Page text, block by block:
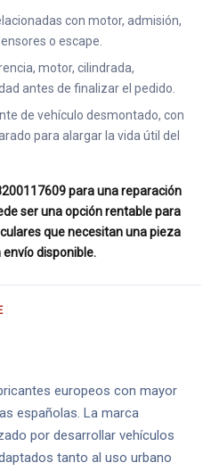
con motor, admisión,
o escape.
motor, cilindrada,
antes de finalizar el pedido.
de vehículo desmontado, con
para alargar la vida útil del
para una reparación
ser una opción rentable para
que necesitan una pieza
disponible.
europeos con mayor
españolas. La marca
por desarrollar vehículos
tanto al uso urbano